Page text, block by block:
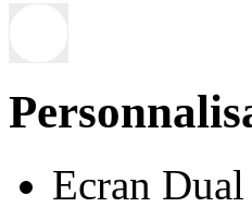
Ecran Dual